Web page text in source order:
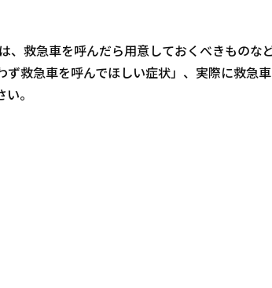
、救急車を呼んだら用意しておくべきものな
救急車を呼んでほしい症状」、実際に救急
。